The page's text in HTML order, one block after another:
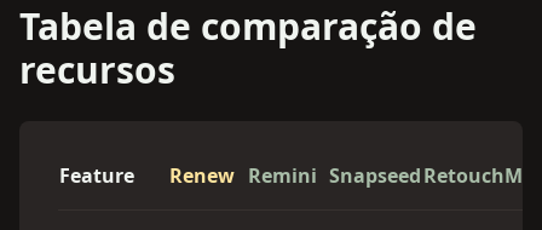
Tabela de comparação de
recursos
Feature Renew Remini SnapseedRetouchMe